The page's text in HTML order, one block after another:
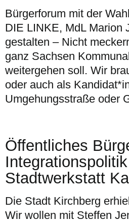
Bürgerforum mit der
DIE LINKE, MdL Marion
gestalten – Nicht
ganz Sachsen
weitergehen soll. Wir
oder auch als
Umgehungsstraße oder
Öffentliches
Stadtwerkstatt
Die Stadt Kirchberg
Wir wollen mit Steffen